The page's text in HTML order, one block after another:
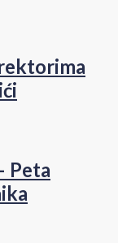
Peta